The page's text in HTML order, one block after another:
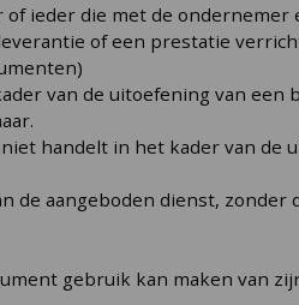
ieder die met de
of een prestatie
van de uitoefening van
handelt in het kader van de
de aangeboden dienst,
gebruik kan maken van